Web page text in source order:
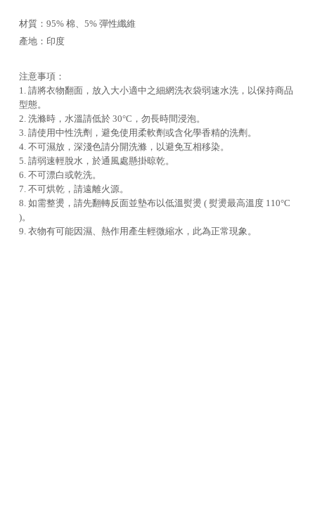
材質：95% 棉、5% 彈性纖維
產地：印度
注意事項：
1. 請將衣物翻面，放入大小適中之細網洗衣袋弱速水洗，以保持商品
型態。
2. 洗滌時，水溫請低於 30°C，勿長時間浸泡。
3. 請使用中性洗劑，避免使用柔軟劑或含化學香精的洗劑。
4. 不可濕放，深淺色請分開洗滌，以避免互相移染。
5. 請弱速輕脫水，於通風處懸掛晾乾。
6. 不可漂白或乾洗。
7. 不可烘乾，請遠離火源。
8. 如需整燙，請先翻轉反面並墊布以低溫熨燙 ( 熨燙最高溫度 110°C
)。
9. 衣物有可能因濕、熱作用產生輕微縮水，此為正常現象。